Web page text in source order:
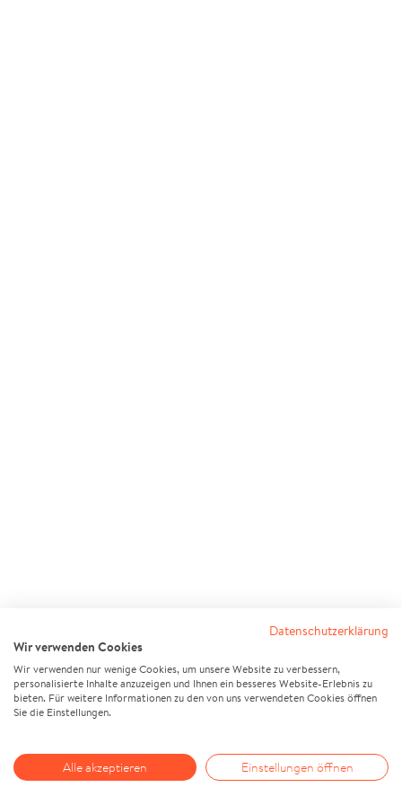
Datenschutzerklärung
Wir verwenden Cookies
Wir verwenden nur wenige Cookies, um unsere Website zu verbessern,
personalisierte Inhalte anzuzeigen und Ihnen ein besseres Website-Erlebnis zu
bieten. Für weitere Informationen zu den von uns verwendeten Cookies öffnen
Sie die Einstellungen.
Alle akzeptieren Einstellungen öffnen